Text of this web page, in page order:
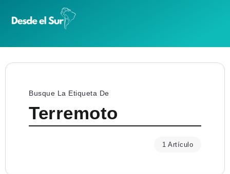
Busque La Etiqueta De
Terremoto
1 Artículo